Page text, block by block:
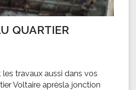
QUARTIER
les travaux aussi dans vos
Voltaire aprèsla jonction